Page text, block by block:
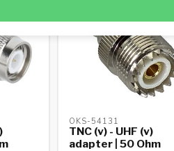
OKS-54131
TNC (v) - UHF (v)
adapter | 50 Ohm